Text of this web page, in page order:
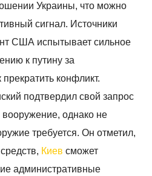
Украины, что можно
сигнал. Источники
США испытывает сильное
к путину за
конфликт.
подтвердил свой запрос
однако не
требуется. Он отметил,
Киев сможет
административные